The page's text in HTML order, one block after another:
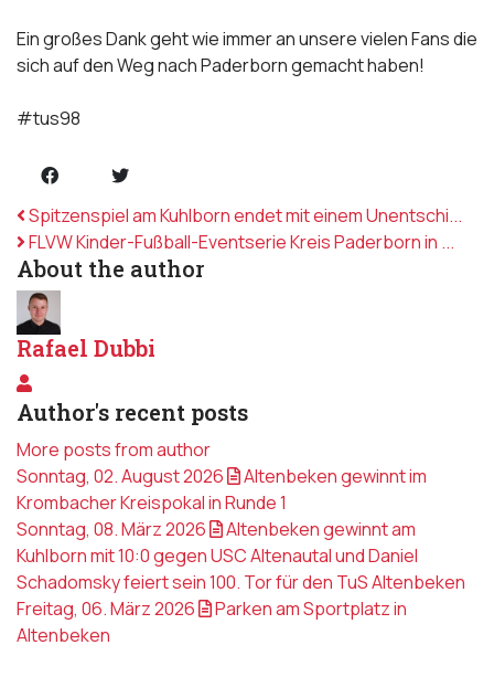
Ein großes Dank geht wie immer an unsere vielen Fans die
sich auf den Weg nach Paderborn gemacht haben!
#tus98
Spitzenspiel am Kuhlborn endet mit einem Unentschi...
FLVW Kinder-Fußball-Eventserie Kreis Paderborn in ...
About the author
Rafael Dubbi
Rafael Dubbi
Author's recent posts
More posts from author
Sonntag, 02. August 2026
Altenbeken gewinnt im
Krombacher Kreispokal in Runde 1
Sonntag, 08. März 2026
Altenbeken gewinnt am
Kuhlborn mit 10:0 gegen USC Altenautal und Daniel
Schadomsky feiert sein 100. Tor für den TuS Altenbeken
Freitag, 06. März 2026
Parken am Sportplatz in
Altenbeken